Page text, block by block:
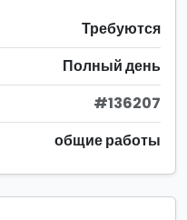
Требуются
Полный день
#136207
общие работы